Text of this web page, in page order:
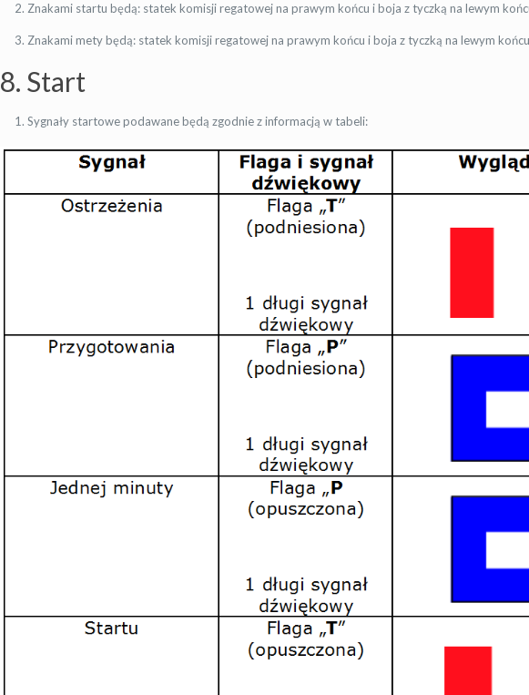
Znakami startu będą: statek komisji regatowej na prawym końcu i boja z tyczką na lewym
Znakami mety będą: statek komisji regatowej na prawym końcu i boja z tyczką na lewym
8. Start
Sygnały startowe podawane będą zgodnie z informacją w tabeli: